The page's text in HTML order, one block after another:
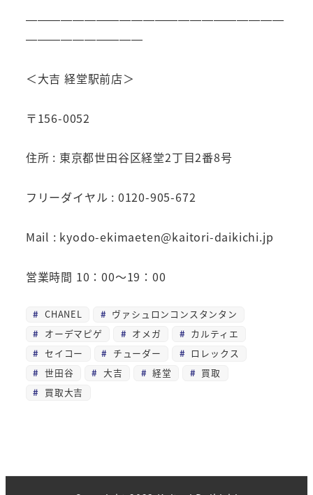
——————————————————————
——————————
＜大吉 経堂駅前店＞
〒156-0052
住所 : 東京都世田谷区経堂2丁目2番8号
フリーダイヤル : 0120-905-672
Mail : kyodo-ekimaeten@kaitori-daikichi.jp
営業時間 10：00～19：00
CHANEL
ヴァシュロンコンスタンタン
オーデマピゲ
オメガ
カルティエ
セイコー
チューダー
ロレックス
世田谷
大吉 経堂
買取
買取大吉